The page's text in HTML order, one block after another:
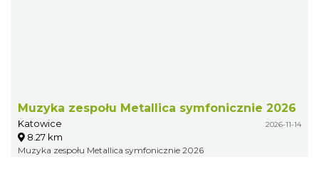
Muzyka zespołu Metallica symfonicznie 2026
Katowice 2026-11-14
8.27 km
Muzyka zespołu Metallica symfonicznie 2026